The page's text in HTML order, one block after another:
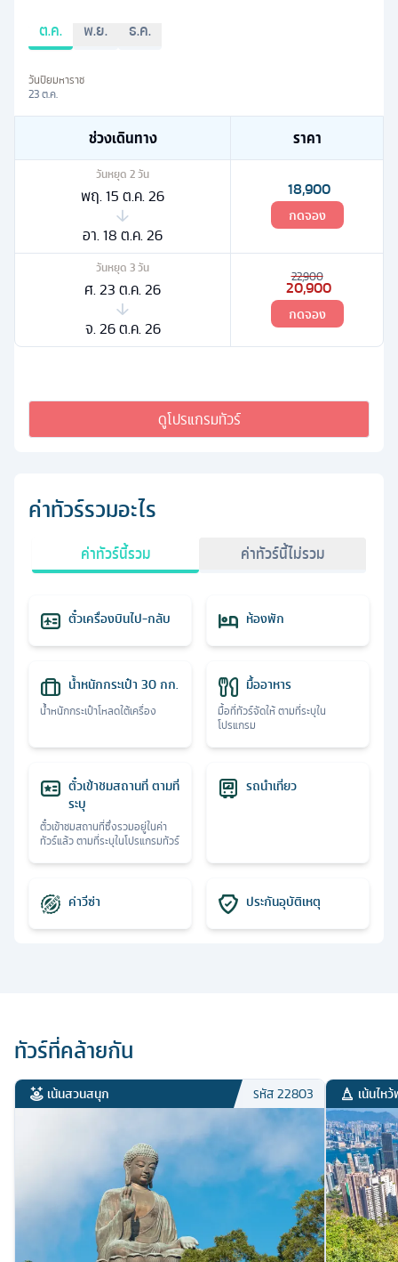
ต.ค. พ.ย. ธ.ค.
วันปิยมหาราช
23 ต.ค.
ช่วงเดินทาง ราคา
วันหยุด 2วัน
พฤ. 15 ต.ค. 26
อา. 18 ต.ค. 26
18,900
กดจอง
วันหยุด 3วัน
ศ. 23 ต.ค. 26
จ. 26 ต.ค. 26
22,900
20,900
กดจอง
ดูโปรแกรมทัวร์
ค่าทัวร์รวมอะไร
ค่าทัวร์นี้รวม ค่าทัวร์นี้ไม่รวม
ตั๋วเครื่องบินไป-กลับ ห้องพัก
น้ำหนักกระเป๋า 30 กก.
น้ำหนักกระเป๋าโหลดใต้เครื่อง
มื้ออาหาร
มื้อที่ทัวร์จัดให้ ตามที่ระบุใน
โปรแกรม
ตั๋วเข้าชมสถานที่ ตามที่
ระบุ
ตั๋วเข้าชมสถานที่ซึ่งรวมอยู่ในค่า
ทัวร์แล้ว ตามที่ระบุในโปรแกรมทัวร์
รถนำเที่ยว
ค่าวีซ่า ประกันอุบัติเหตุ
ทัวร์ที่คล้ายกัน
เน้นสวนสนุก รหัส22803 เน้นไห